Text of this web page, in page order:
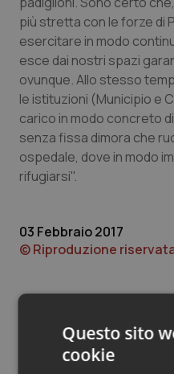
Valle D’Aosta
Veneto
Oncodermatologia
Oncoematologia
Oncologia &
Psoriasi & pelle
Quotidiano
Quotidiano
Rene & patologie
più stretta con le forze di
esercitare in modo
esce dai nostri spazi
ovunque. Allo stesso
le istituzioni (Municipio e
carico in modo concreto
senza fissa dimora che
ospedale, dove in modo
rifugiarsi".
03 Febbraio 2017
© Riproduzione
Questo sito
cookie